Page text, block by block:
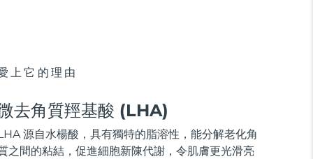
上它的理由
去角質羥基酸 (LHA)
源自水楊酸，具有獨特的脂溶性，能分解老化角
之間的粘結，促進細胞新陳代謝，令肌膚更光滑亮